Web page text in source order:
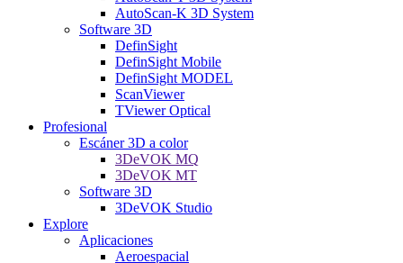
AutoScan-K 3D System
Software 3D
DefinSight
DefinSight Mobile
DefinSight MODEL
ScanViewer
TViewer Optical
Profesional
Escáner 3D a color
3DeVOK MQ
3DeVOK MT
Software 3D
3DeVOK Studio
Explore
Aplicaciones
Aeroespacial